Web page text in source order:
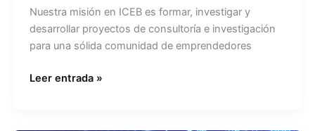
Nuestra misión en ICEB es formar, investigar y
desarrollar proyectos de consultoría e investigación
para una sólida comunidad de emprendedores
Leer entrada »